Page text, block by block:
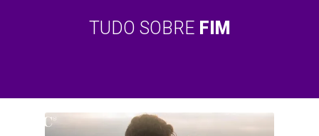
TUDO SOBRE FIM